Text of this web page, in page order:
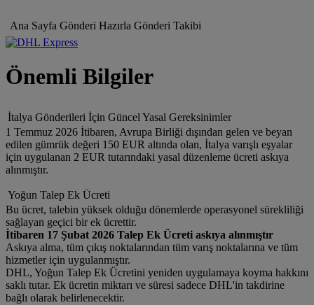
Ana Sayfa Gönderi Hazırla Gönderi Takibi
Önemli Bilgiler
İtalya Gönderileri İçin Güncel Yasal Gereksinimler
1 Temmuz 2026 İtibaren, Avrupa Birliği dışından gelen ve beyan
edilen gümrük değeri 150 EUR altında olan, İtalya varışlı eşyalar
için uygulanan 2 EUR tutarındaki yasal düzenleme ücreti askıya
alınmıştır.
Yoğun Talep Ek Ücreti
Bu ücret, talebin yüksek olduğu dönemlerde operasyonel sürekliliği
sağlayan geçici bir ek ücrettir.
İtibaren 17 Şubat 2026 Talep Ek Ücreti askıya alınmıştır
Askıya alma, tüm çıkış noktalarından tüm varış noktalarına ve tüm
hizmetler için uygulanmıştır.
DHL, Yoğun Talep Ek Ücretini yeniden uygulamaya koyma hakkını
saklı tutar. Ek ücretin miktarı ve süresi sadece DHL'in takdirine
bağlı olarak belirlenecektir.